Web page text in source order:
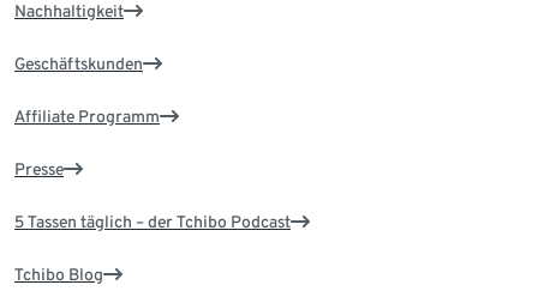
Nachhaltigkeit
Geschäftskunden
Affiliate Programm
Presse
5 Tassen täglich – der Tchibo Podcast
Tchibo Blog